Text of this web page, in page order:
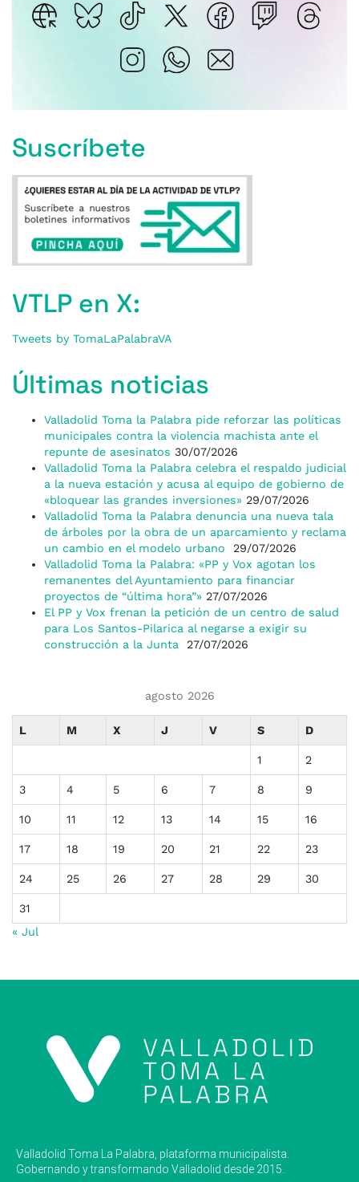
Suscríbete
VTLP en X:
Tweets by TomaLaPalabraVA
Últimas noticias
Valladolid Toma la Palabra pide reforzar las políticas
municipales contra la violencia machista ante el
repunte de asesinatos 30/07/2026
Valladolid Toma la Palabra celebra el respaldo judicial
a la nueva estación y acusa al equipo de gobierno de
«bloquear las grandes inversiones» 29/07/2026
Valladolid Toma la Palabra denuncia una nueva tala
de árboles por la obra de un aparcamiento y reclama
un cambio en el modelo urbano
29/07/2026
Valladolid Toma la Palabra: «PP y Vox agotan los
remanentes del Ayuntamiento para financiar
proyectos de “última hora”» 27/07/2026
El PP y Vox frenan la petición de un centro de salud
para Los Santos-Pilarica al negarse a exigir su
construcción a la Junta
27/07/2026
agosto 2026
L M X J V S D
1 2
3 4 5 6 7 8 9
10 11 12 13 14 15 16
17 18 19 20 21 22 23
24 25 26 27 28 29 30
31
« Jul
Valladolid Toma La Palabra, plataforma municipalista.
Gobernando y transformando Valladolid desde 2015.